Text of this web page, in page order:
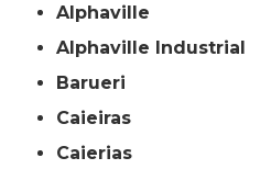
Alphaville
Alphaville Industrial
Barueri
Caieiras
Caierias